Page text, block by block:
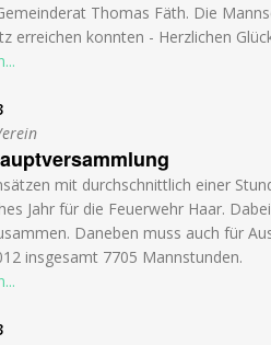
Thomas Fäth. Die
erreichen konnten - Herzlichen
mit durchschnittlich einer
Jahr für die Feuerwehr Haar.
Daneben muss auch für
insgesamt 7705 Mannstunden.